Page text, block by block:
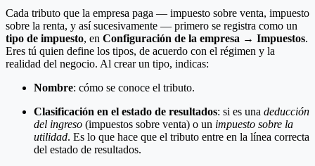
Cada tributo que la empresa paga — impuesto sobre venta, impuesto
sobre la renta, y así sucesivamente — primero se registra como un
tipo de impuesto, en Configuración de la empresa → Impuestos.
Eres tú quien define los tipos, de acuerdo con el régimen y la
realidad del negocio. Al crear un tipo, indicas:
Nombre: cómo se conoce el tributo.
Clasificación en el estado de resultados: si es una deducción
del ingreso (impuestos sobre venta) o un impuesto sobre la
utilidad. Es lo que hace que el tributo entre en la línea correcta
del estado de resultados.